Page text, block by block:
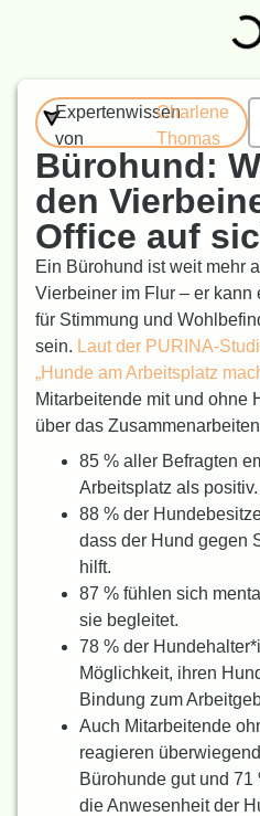
Expertenwissen
von
Charlene
Thomas
Bürohund:
den
Office auf
Ein Bürohund ist weit mehr
Vierbeiner im Flur – er kann
für Stimmung und
sein. Laut der PURINA-
„Hunde am Arbeitsplatz
Mitarbeitende mit und ohne
über das
85 % aller Befragten
Arbeitsplatz als positiv.
88 % der
dass der Hund gegen
hilft.
87 % fühlen sich
sie begleitet.
78 % der
Möglichkeit, ihren
Bindung zum
Auch Mitarbeitende
reagieren
Bürohunde gut und
die Anwesenheit der